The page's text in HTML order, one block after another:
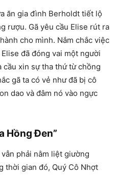
ăn gia đình Berholdt tiết lộ
rượu. Gã yêu cầu Elise rút ra
cho mình. Nắm chắc việc
đã đóng vai một người
cầu xin sự tha thứ từ chồng
gã ta có vẻ như đã bị cô
dao và đâm nó vào ngực
Hồng Đen”
phải nằm liệt giường
thời gian đó, Quý Cô Nhợt